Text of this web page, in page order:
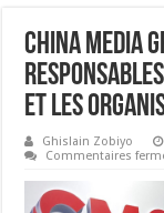
China Media
et les
Ghislain Zobiyo
Commentaires